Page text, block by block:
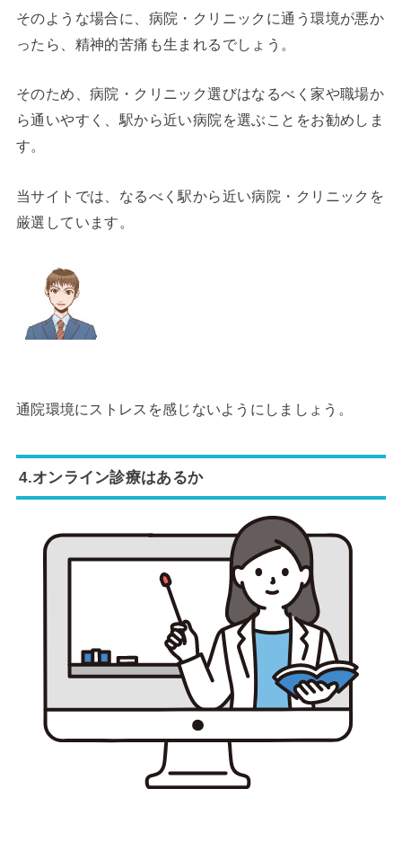
そのような場合に、病院・クリニックに通う環境が悪か
ったら、精神的苦痛も生まれるでしょう。
そのため、病院・クリニック選びはなるべく家や職場か
ら通いやすく、駅から近い病院を選ぶことをお勧めしま
す。
当サイトでは、なるべく駅から近い病院・クリニックを
厳選しています。
通院環境にストレスを感じないようにしましょう。
4.オンライン診療はあるか